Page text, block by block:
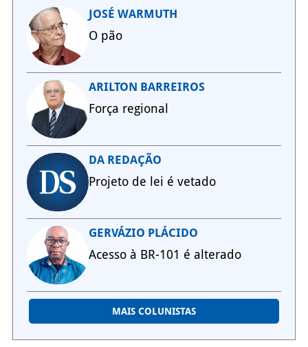
JOSÉ WARMUTH
O pão
ARILTON BARREIROS
Força regional
DA REDAÇÃO
Projeto de lei é vetado
GERVÁZIO PLÁCIDO
Acesso à BR-101 é alterado
MAIS COLUNISTAS